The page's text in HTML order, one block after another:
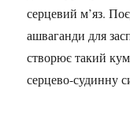
серцевий м’яз.
ашваганди для
створює такий
серцево-судинну